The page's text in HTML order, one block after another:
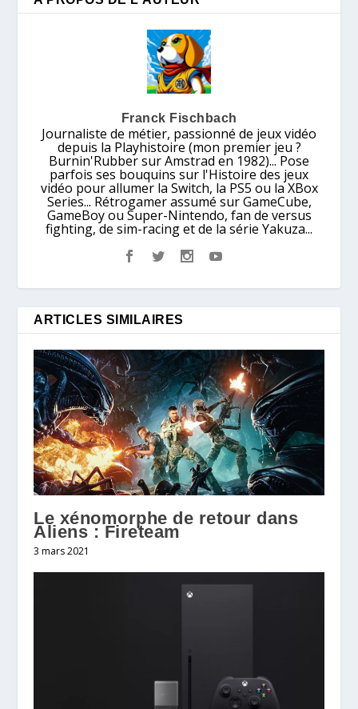
Franck Fischbach
Journaliste de métier, passionné de jeux vidéo
depuis la Playhistoire (mon premier jeu ?
Burnin'Rubber sur Amstrad en 1982)... Pose
parfois ses bouquins sur l'Histoire des jeux
vidéo pour allumer la Switch, la PS5 ou la XBox
Series... Rétrogamer assumé sur GameCube,
GameBoy ou Super-Nintendo, fan de versus
fighting, de sim-racing et de la série Yakuza...
ARTICLES SIMILAIRES
Le xénomorphe de retour dans
Aliens : Fireteam
3 mars 2021